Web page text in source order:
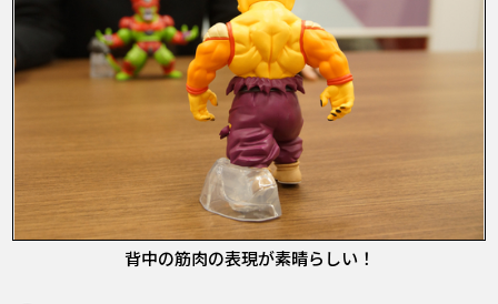
背中の筋肉の表現が素晴らしい！